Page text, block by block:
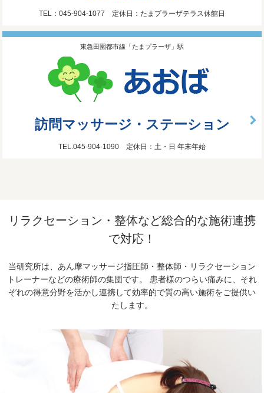
TEL：045-904-1077 定休日：たまプラーザテラス休館日
東急田園都市線「たまプラーザ」駅
訪問マッサージ・ステーション
TEL.045-904-1090 定休日：土・日 年末年始
リラクセーション・整体など総合的な施術連携
で対応！
当研究所は、あん摩マッサージ指圧師・整体師・リラクセーション
トレーナーなどの療術師の集団です。
患者様のつらい痛みに、それ
ぞれの得意分野を活かし連携して効率的で質の高い施術をご提供い
たします。